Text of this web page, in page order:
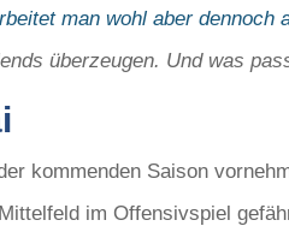
man wohl aber dennoch
überzeugen. Und was
kommenden Saison
im Offensivspiel